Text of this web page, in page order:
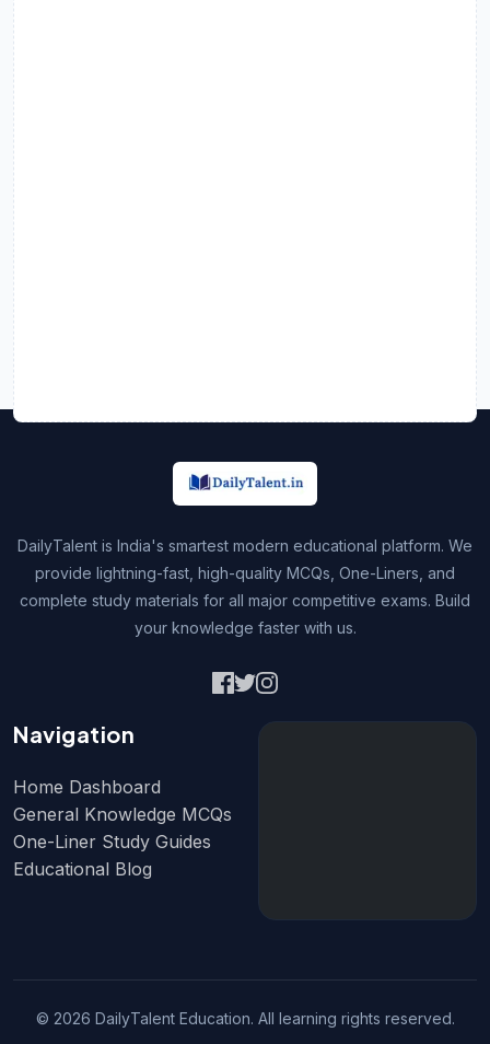
DailyTalent is India's smartest modern educational platform. We
provide lightning-fast, high-quality MCQs, One-Liners, and
complete study materials for all major competitive exams. Build
your knowledge faster with us.
Navigation
Home Dashboard
General Knowledge MCQs
One-Liner Study Guides
Educational Blog
© 2026 DailyTalent Education. All learning rights reserved.